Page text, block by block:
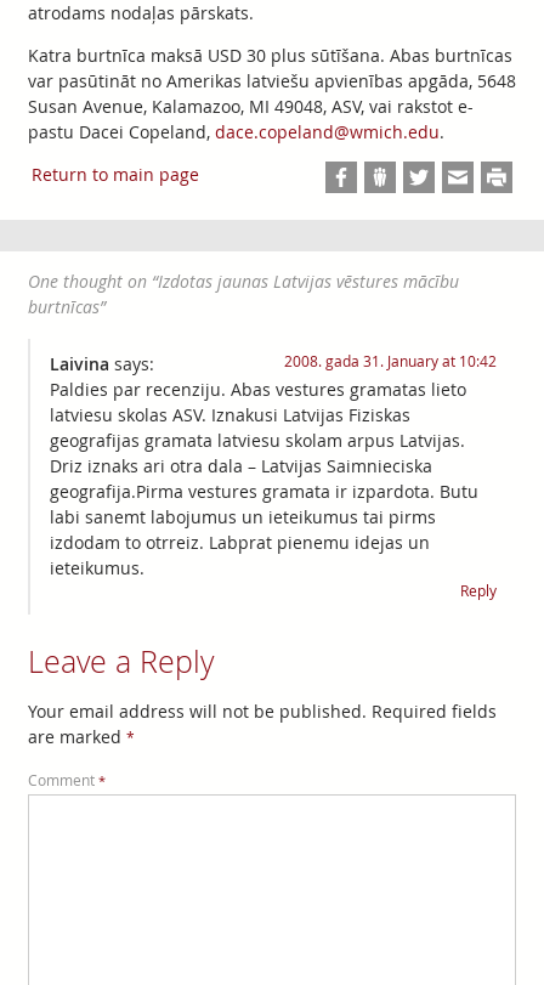
atrodams nodaļas pārskats.
Katra burtnīca maksā USD 30 plus sūtīšana. Abas burtnīcas
var pasūtināt no Amerikas latviešu apvienības apgāda, 5648
Susan Avenue, Kalamazoo, MI 49048, ASV, vai rakstot e-
pastu Dacei Copeland, dace.copeland@wmich.edu.
Return to main page
One thought on “Izdotas jaunas Latvijas vēstures mācību
burtnīcas”
Laivina says: 2008. gada 31. January at 10:42
Paldies par recenziju. Abas vestures gramatas lieto
latviesu skolas ASV. Iznakusi Latvijas Fiziskas
geografijas gramata latviesu skolam arpus Latvijas.
Driz iznaks ari otra dala – Latvijas Saimnieciska
geografija.Pirma vestures gramata ir izpardota. Butu
labi sanemt labojumus un ieteikumus tai pirms
izdodam to otrreiz. Labprat pienemu idejas un
ieteikumus.
Reply
Leave a Reply
Your email address will not be published. Required fields
are marked *
Comment *